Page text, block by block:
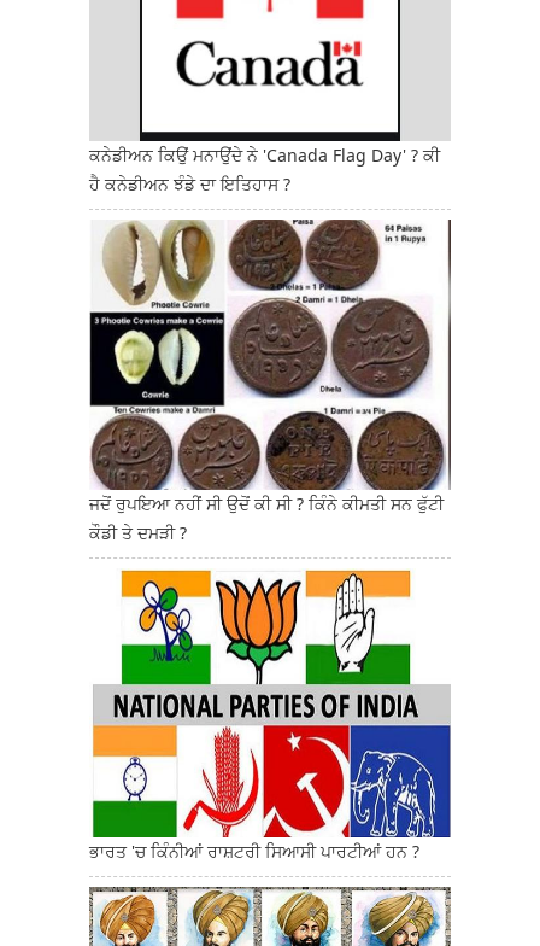
ਕਨੇਡੀਅਨ ਕਿਉਂ ਮਨਾਉਂਦੇ ਨੇ 'Canada Flag Day' ? ਕੀ
ਹੈ ਕਨੇਡੀਅਨ ਝੰਡੇ ਦਾ ਇਤਿਹਾਸ ?
ਜਦੋਂ ਰੁਪਇਆ ਨਹੀਂ ਸੀ ਉਦੋਂ ਕੀ ਸੀ ? ਕਿੰਨੇ ਕੀਮਤੀ ਸਨ ਫੁੱਟੀ
ਕੌਡੀ ਤੇ ਦਮੜੀ ?
ਭਾਰਤ 'ਚ ਕਿੰਨੀਆਂ ਰਾਸ਼ਟਰੀ ਸਿਆਸੀ ਪਾਰਟੀਆਂ ਹਨ ?